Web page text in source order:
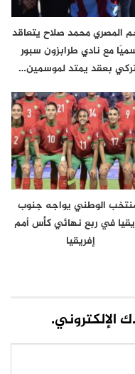
المصري محمد صلاح يتعاقد
مع نادي طرابزون سبور
بعقد يمتد لموسمين…
الوطني يواجه جنوب
في ربع نهائي كأس أمم
إفريقيا
الإلكتروني.